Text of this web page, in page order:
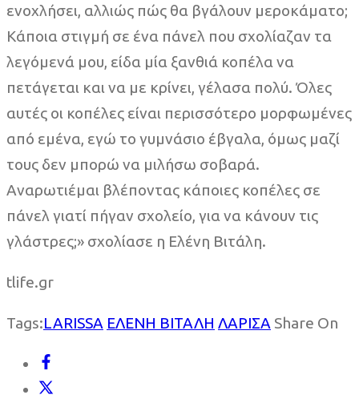
ενοχλήσει, αλλιώς πώς θα βγάλουν μεροκάματο;
Κάποια στιγμή σε ένα πάνελ που σχολίαζαν τα
λεγόμενά μου, είδα μία ξανθιά κοπέλα να
πετάγεται και να με κρίνει, γέλασα πολύ. Όλες
αυτές οι κοπέλες είναι περισσότερο μορφωμένες
από εμένα, εγώ το γυμνάσιο έβγαλα, όμως μαζί
τους δεν μπορώ να μιλήσω σοβαρά.
Αναρωτιέμαι βλέποντας κάποιες κοπέλες σε
πάνελ γιατί πήγαν σχολείο, για να κάνουν τις
γλάστρες;» σχολίασε η Ελένη Βιτάλη.
tlife.gr
Tags:LARISSA ΕΛΕΝΗ ΒΙΤΑΛΗ ΛΑΡΙΣΑ Share On